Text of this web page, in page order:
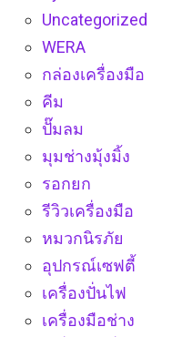
Uncategorized
WERA
กล่องเครื่องมือ
คีม
ปั๊มลม
มุมช่างมุ้งมิ้ง
รอกยก
รีวิวเครื่องมือ
หมวกนิรภัย
อุปกรณ์เซฟตี้
เครื่องปั่นไฟ
เครื่องมือช่าง